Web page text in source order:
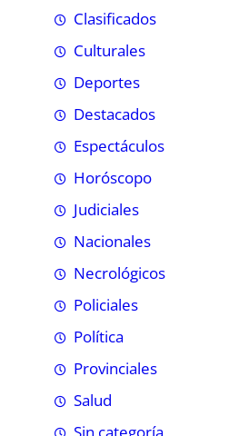
Clasificados
Culturales
Deportes
Destacados
Espectáculos
Horóscopo
Judiciales
Nacionales
Necrológicos
Policiales
Política
Provinciales
Salud
Sin categoría